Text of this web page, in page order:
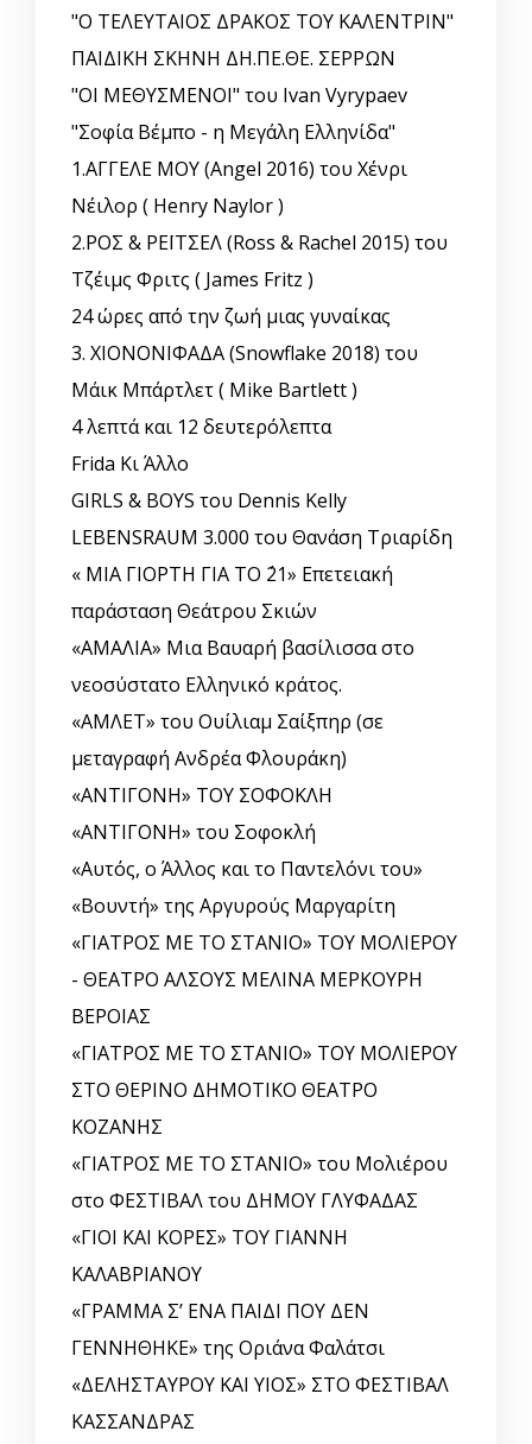
"Ο ΤΕΛΕΥΤΑΙΟΣ ΔΡΑΚΟΣ ΤΟΥ ΚΑΛΕΝΤΡΙΝ"
ΠΑΙΔΙΚΗ ΣΚΗΝΗ ΔΗ.ΠΕ.ΘΕ. ΣΕΡΡΩΝ
"ΟΙ ΜΕΘΥΣΜΕΝΟΙ" του Ivan Vyrypaev
"Σοφία Βέμπο - η Μεγάλη Ελληνίδα"
1.ΑΓΓΕΛΕ ΜΟΥ (Angel 2016) του Χένρι
Νέιλορ ( Henry Naylor )
2.ΡΟΣ & ΡΕΪΤΣΕΛ (Ross & Rachel 2015) του
Τζέιμς Φριτς ( James Fritz )
24 ώρες από την ζωή μιας γυναίκας
3. ΧΙΟΝΟΝΙΦΑΔΑ (Snowflake 2018) του
Μάικ Μπάρτλετ ( Mike Bartlett )
4 λεπτά και 12 δευτερόλεπτα
Frida Κι Άλλο
GIRLS & BOYS του Dennis Kelly
LEBENSRAUM 3.000 του Θανάση Τριαρίδη
« ΜΙΑ ΓΙΟΡΤΗ ΓΙΑ ΤΟ ΄21» Επετειακή
παράσταση Θεάτρου Σκιών
«ΑΜΑΛΙΑ» Μια Βαυαρή βασίλισσα στο
νεοσύστατο Ελληνικό κράτος.
«ΑΜΛΕΤ» του Ουίλιαμ Σαίξπηρ (σε
μεταγραφή Ανδρέα Φλουράκη)
«ΑΝΤΙΓΟΝΗ» ΤΟΥ ΣΟΦΟΚΛΗ
«ΑΝΤΙΓΟΝΗ» του Σοφοκλή
«Αυτός, o Άλλος και το Παντελόνι του»
«Βουντή» της Αργυρούς Μαργαρίτη
«ΓΙΑΤΡΟΣ ΜΕ ΤΟ ΣΤΑΝΙΟ» ΤΟΥ ΜΟΛΙΕΡΟΥ
- ΘΕΑΤΡΟ ΑΛΣΟΥΣ ΜΕΛΙΝΑ ΜΕΡΚΟΥΡΗ
ΒΕΡΟΙΑΣ
«ΓΙΑΤΡΟΣ ΜΕ ΤΟ ΣΤΑΝΙΟ» ΤΟΥ ΜΟΛΙΕΡΟΥ
ΣΤΟ ΘΕΡΙΝΟ ΔΗΜΟΤΙΚΟ ΘΕΑΤΡΟ
ΚΟΖΑΝΗΣ
«ΓΙΑΤΡΟΣ ΜΕ ΤΟ ΣΤΑΝΙΟ» του Μολιέρου
στο ΦΕΣΤΙΒΑΛ του ΔΗΜΟΥ ΓΛΥΦΑΔΑΣ
«ΓΙΟΙ ΚΑΙ ΚΟΡΕΣ» ΤΟΥ ΓΙΑΝΝΗ
ΚΑΛΑΒΡΙΑΝΟΥ
«ΓΡΑΜΜΑ Σ’ ΕΝΑ ΠΑΙΔΙ ΠΟΥ ΔΕΝ
ΓΕΝΝΗΘΗΚΕ» της Οριάνα Φαλάτσι
«ΔΕΛΗΣΤΑΥΡΟΥ ΚΑΙ ΥΙΟΣ» ΣΤΟ ΦΕΣΤΙΒΑΛ
ΚΑΣΣΑΝΔΡΑΣ